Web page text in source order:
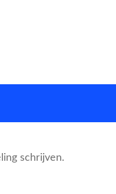
schrijven.